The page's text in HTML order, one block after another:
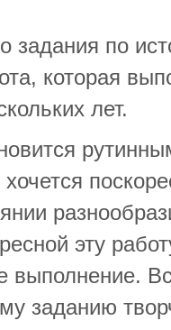
задания по
которая
лет.
хочется
эту
выполнение.
заданию